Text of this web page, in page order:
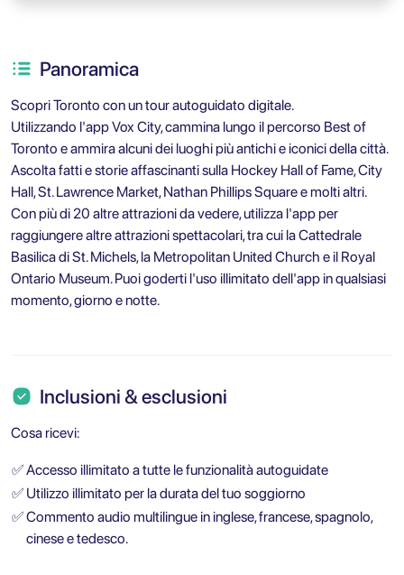
Panoramica
Scopri Toronto con un tour autoguidato digitale.
Utilizzando l'app Vox City, cammina lungo il percorso Best of
Toronto e ammira alcuni dei luoghi più antichi e iconici della città.
Ascolta fatti e storie affascinanti sulla Hockey Hall of Fame, City
Hall, St. Lawrence Market, Nathan Phillips Square e molti altri.
Con più di 20 altre attrazioni da vedere, utilizza l'app per
raggiungere altre attrazioni spettacolari, tra cui la Cattedrale
Basilica di St. Michels, la Metropolitan United Church e il Royal
Ontario Museum. Puoi goderti l'uso illimitato dell'app in qualsiasi
momento, giorno e notte.
Inclusioni & esclusioni
Cosa ricevi:
✅Accesso illimitato a tutte le funzionalità autoguidate
✅ Utilizzo illimitato per la durata del tuo soggiorno
✅Commento audio multilingue in inglese, francese, spagnolo,
cinese e tedesco.